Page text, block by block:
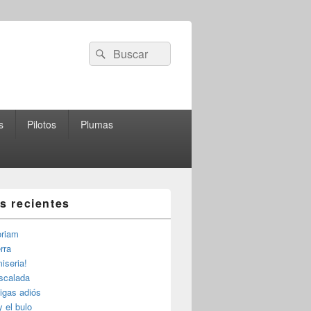
Buscar
por:
Buscar
Pilotos Plumas
recientes
adiós
el bulo